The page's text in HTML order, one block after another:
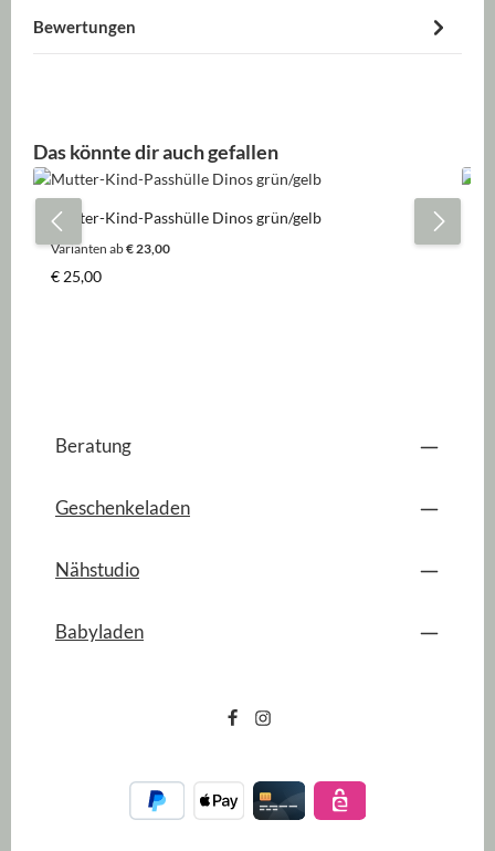
Bewertungen
Produktgalerie überspringen
Das könnte dir auch gefallen
Mutter-Kind-Passhülle Dinos grün/gelb
Varianten ab€ 23,00
Regulärer Preis:
€ 25,00
Beratung
Geschenkeladen
Nähstudio
Babyladen